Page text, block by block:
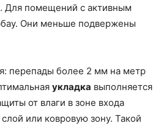
Для помещений с активным
Они меньше подвержены
перепады более 2 мм на метр
укладка выполняется
от влаги в зоне входа
или ковровую зону. Такой